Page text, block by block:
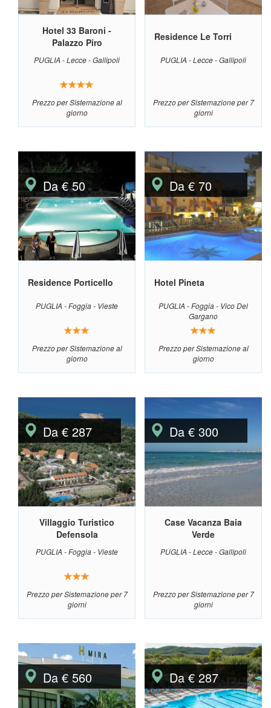
Hotel 33 Baroni -
Palazzo Piro
PUGLIA - Lecce - Gallipoli
Prezzo per Sistemazione al
giorno
Residence Le Torri
PUGLIA - Lecce - Gallipoli
Prezzo per Sistemazione per 7
giorni
Da € 50
Residence Porticello
PUGLIA - Foggia - Vieste
Prezzo per Sistemazione al
giorno
Da € 70
Hotel Pineta
PUGLIA - Foggia - Vico Del
Gargano
Prezzo per Sistemazione al
giorno
Da € 287
Villaggio Turistico
Defensola
PUGLIA - Foggia - Vieste
Prezzo per Sistemazione per 7
giorni
Da € 300
Case Vacanza Baia
Verde
PUGLIA - Lecce - Gallipoli
Prezzo per Sistemazione per 7
giorni
Da € 560 Da € 287